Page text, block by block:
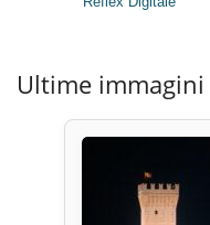
Ultime